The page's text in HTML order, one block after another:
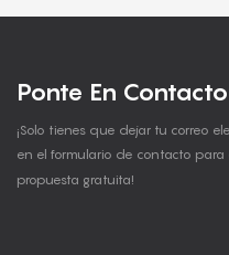
Ponte En
¡Solo tienes que dejar tu correo
en el formulario de contacto
propuesta gratuita!